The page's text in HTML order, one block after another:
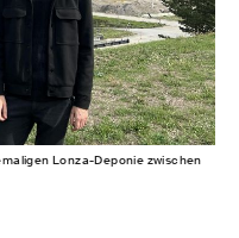
Lonza-Deponie zwischen